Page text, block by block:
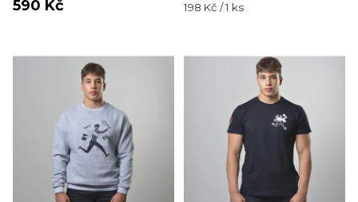
590 Kč
Měrná
198 Kč / 1 ks